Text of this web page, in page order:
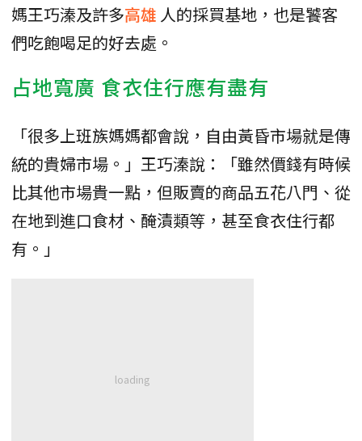
媽王巧溱及許多高雄 人的採買基地，也是饕客
們吃飽喝足的好去處。
占地寬廣 食衣住行應有盡有
「很多上班族媽媽都會說，自由黃昏市場就是傳
統的貴婦市場。」王巧溱說：「雖然價錢有時候
比其他市場貴一點，但販賣的商品五花八門、從
在地到進口食材、醃漬類等，甚至食衣住行都
有。」